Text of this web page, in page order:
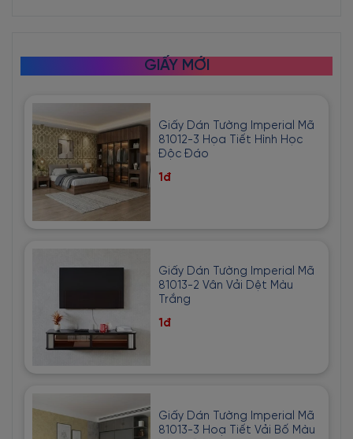
GIẤY MỚI
Giấy Dán Tường Imperial Mã
81012-3 Họa Tiết Hình Học
Độc Đáo
1đ
Giấy Dán Tường Imperial Mã
81013-2 Vân Vải Dệt Màu
Trắng
1đ
Giấy Dán Tường Imperial Mã
81013-3 Hoạ Tiết Vải Bố Màu